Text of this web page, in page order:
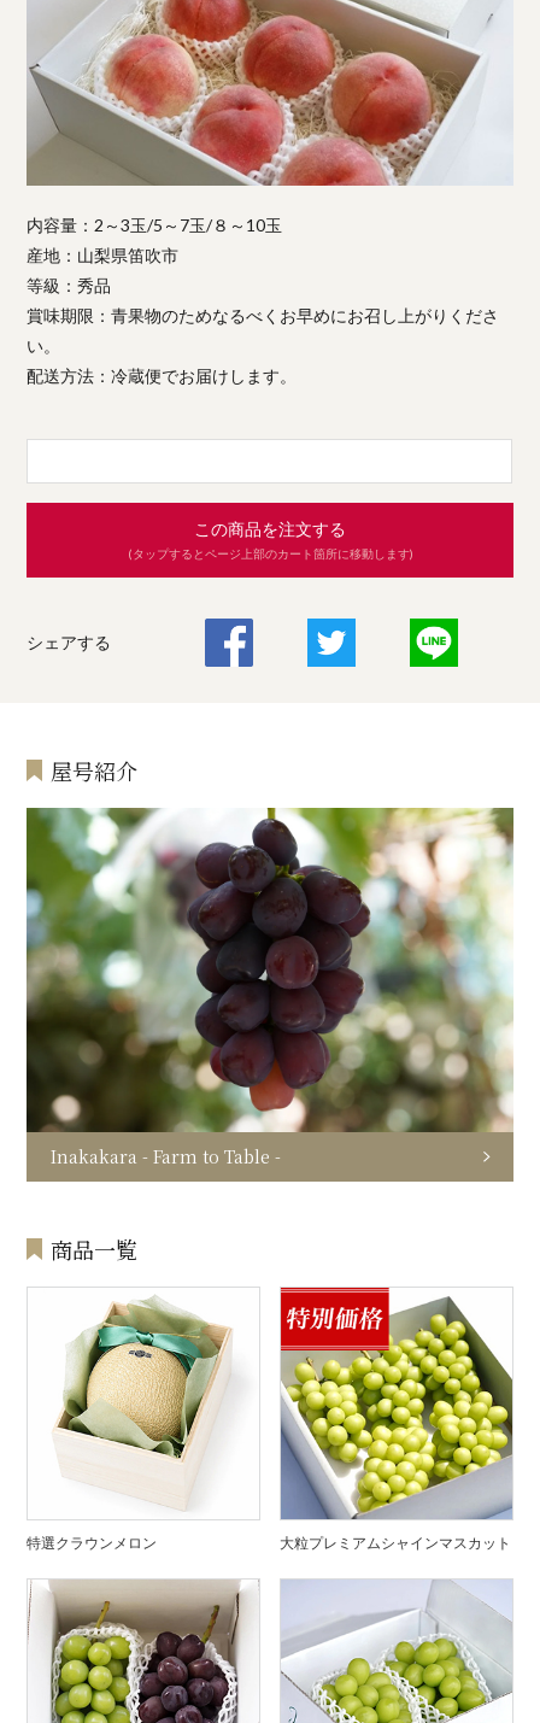
内容量：2～3玉/5～7玉/８～10玉
産地：山梨県笛吹市
等級：秀品
賞味期限：青果物のためなるべくお早めにお召し上がりくださ
い。
配送方法：冷蔵便でお届けします。
この商品を注文する
(タップするとページ上部のカート箇所に移動します)
シェアする
屋号紹介
Inakakara - Farm to Table -
商品一覧
特選クラウンメロン 大粒プレミアムシャインマスカット